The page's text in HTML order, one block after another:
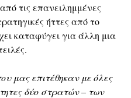
τις επανειλημμένες
ήττες από το
καταφύγει για άλλη μια
μας επιτέθηκαν με όλες
δύο στρατών – των